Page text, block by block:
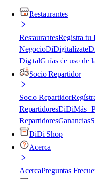
Restaurantes
RestaurantesRegistra tu
NegocioDiDigitalízate
DigitalGuías de uso de
Socio Repartidor
Socio Repartidor
RepartidoresDiDiMás+
RepartidoresGanancias
DiDi Shop
Acerca
AcercaPreguntas